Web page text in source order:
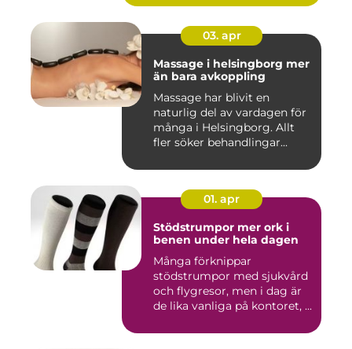
03. apr
Massage i helsingborg mer
än bara avkoppling
Massage har blivit en
naturlig del av vardagen för
många i Helsingborg. Allt
fler söker behandlingar...
01. apr
Stödstrumpor mer ork i
benen under hela dagen
Många förknippar
stödstrumpor med sjukvård
och flygresor, men i dag är
de lika vanliga på kontoret, ...